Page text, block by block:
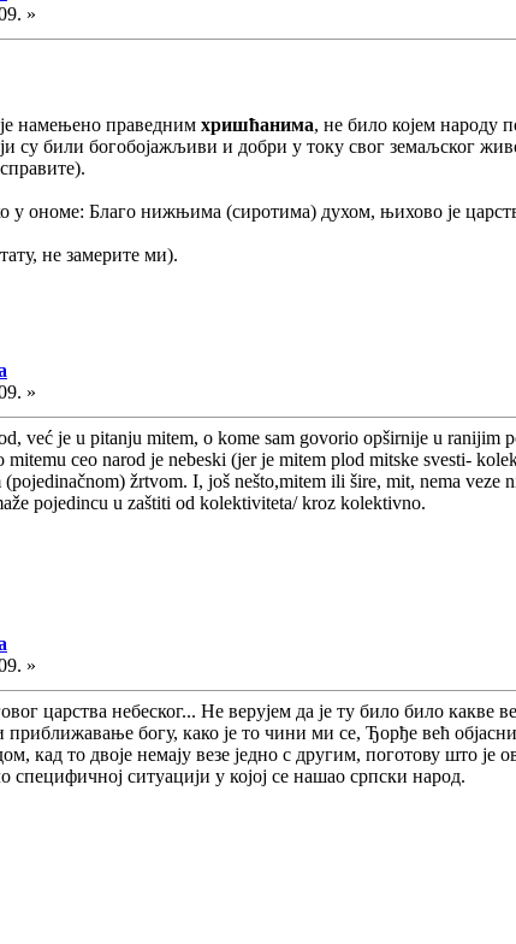
»
намењено праведним хришћанима, не било којем народу
су били богобојажљиви и добри у току свог земаљског
у ономе: Благо нижњима (сиротима) духом, њихово је
не замерите ми).
»
već je u pitanju mitem, o kome sam govorio opširnije u ranijim
ceo narod je nebeski (jer je mitem plod mitske svesti-
žrtvom. I, još nešto,mitem ili šire, mit, nema veze
pojedincu u zaštiti od kolektiviteta/ kroz kolektivno.
»
царства небеског... Не верујем да је ту било било какве
приближавање богу, како је то чини ми се, Ђорђе већ
кад то двоје немају везе једно с другим, поготову што је
специфичној ситуацији у којој се нашао српски народ.